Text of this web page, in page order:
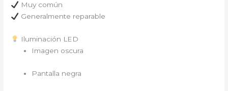
Muy común
Generalmente reparable
Iluminación LED
Imagen oscura
Pantalla negra